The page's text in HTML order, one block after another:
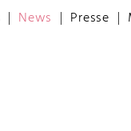
News Presse